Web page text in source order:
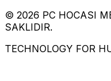
© 2026 PC HOCASI
SAKLIDIR.
TECHNOLOGY FOR